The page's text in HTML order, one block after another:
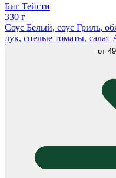
Биг Тейсти
330 г
Соус Белый, соус Гриль,
лук, спелые томаты,
от